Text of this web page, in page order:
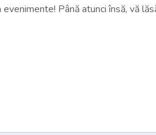
Până atunci însă, vă